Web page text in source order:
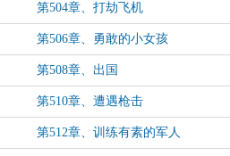
第504章、打劫飞机
第506章、勇敢的小女孩
第508章、出国
第510章、遭遇枪击
第512章、训练有素的军人